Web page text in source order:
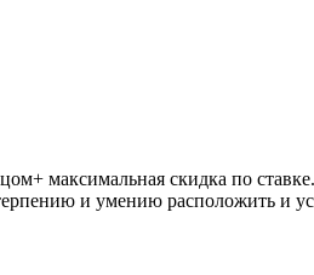
максимальная скидка по
и умению расположить и